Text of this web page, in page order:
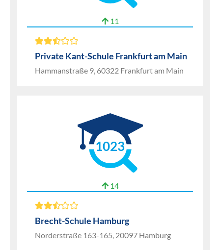
11
Private Kant-Schule Frankfurt am Main
Hammanstraße 9, 60322 Frankfurt am Main
1023
14
Brecht-Schule Hamburg
Norderstraße 163-165, 20097 Hamburg